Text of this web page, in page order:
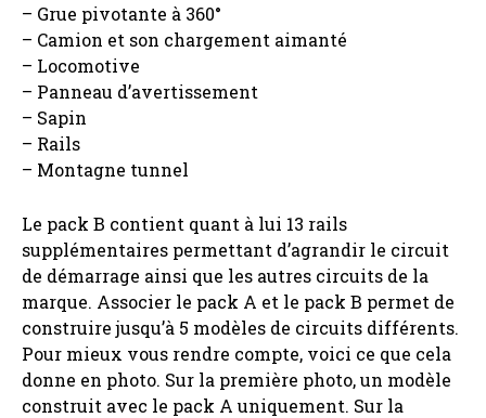
– Grue pivotante à 360°
– Camion et son chargement aimanté
– Locomotive
– Panneau d’avertissement
– Sapin
– Rails
– Montagne tunnel
Le pack B contient quant à lui 13 rails
supplémentaires permettant d’agrandir le circuit
de démarrage ainsi que les autres circuits de la
marque. Associer le pack A et le pack B permet de
construire jusqu’à 5 modèles de circuits différents.
Pour mieux vous rendre compte, voici ce que cela
donne en photo. Sur la première photo, un modèle
construit avec le pack A uniquement. Sur la